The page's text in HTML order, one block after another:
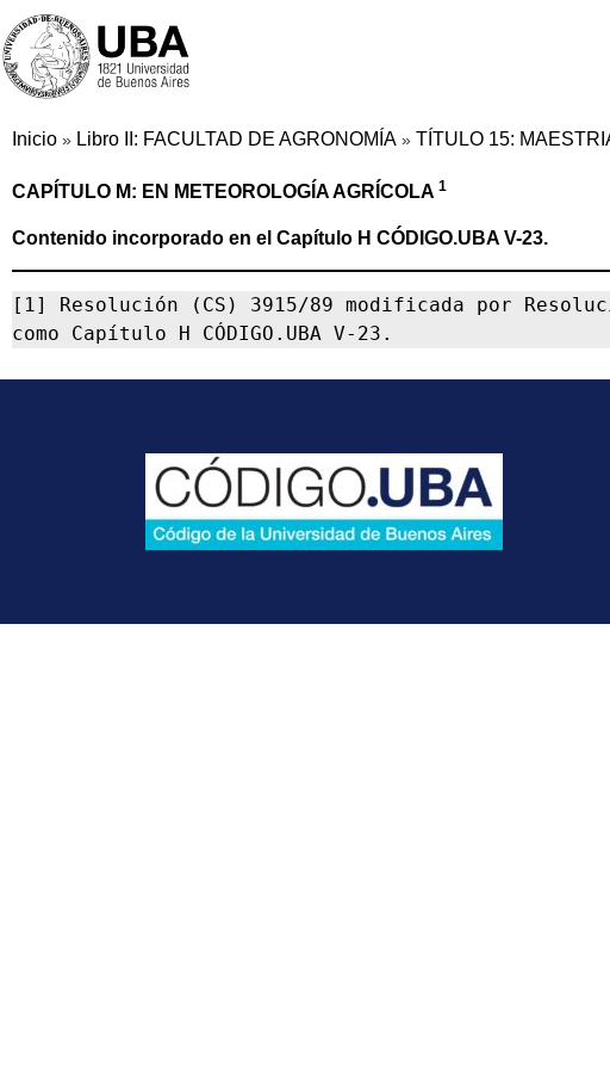
Inicio » Libro II: FACULTAD DE AGRONOMÍA » TÍTULO 15:
CAPÍTULO M: EN METEOROLOGÍA AGRÍCOLA 1
Contenido incorporado en el Capítulo H CÓDIGO.UBA V-23.
[1] Resolución (CS) 3915/89 modificada por
como Capítulo H CÓDIGO.UBA V-23.